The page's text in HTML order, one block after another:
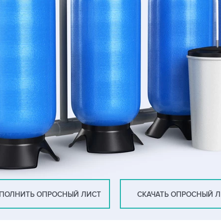
ОПРОСНЫЙ ЛИСТ СКАЧАТЬ ОПРОСНЫЙ